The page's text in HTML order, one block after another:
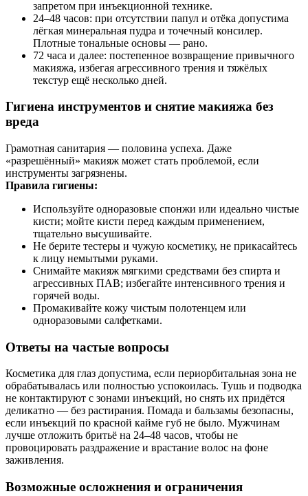
запретом при инъекционной технике.
24–48 часов: при отсутствии папул и отёка допустима
лёгкая минеральная пудра и точечный консилер.
Плотные тональные основы — рано.
72 часа и далее: постепенное возвращение привычного
макияжа, избегая агрессивного трения и тяжёлых
текстур ещё несколько дней.
Гигиена инструментов и снятие макияжа без
вреда
Грамотная санитария — половина успеха. Даже
«разрешённый» макияж может стать проблемой, если
инструменты загрязнены.
Правила гигиены:
Используйте одноразовые спонжи или идеально чистые
кисти; мойте кисти перед каждым применением,
тщательно высушивайте.
Не берите тестеры и чужую косметику, не прикасайтесь
к лицу немытыми руками.
Снимайте макияж мягкими средствами без спирта и
агрессивных ПАВ; избегайте интенсивного трения и
горячей воды.
Промакивайте кожу чистым полотенцем или
одноразовыми салфетками.
Ответы на частые вопросы
Косметика для глаз допустима, если периорбитальная зона не
обрабатывалась или полностью успокоилась. Тушь и подводка
не контактируют с зонами инъекций, но снять их придётся
деликатно — без растирания. Помада и бальзамы безопасны,
если инъекций по красной кайме губ не было. Мужчинам
лучше отложить бритьё на 24–48 часов, чтобы не
провоцировать раздражение и врастание волос на фоне
заживления.
Возможные осложнения и ограничения